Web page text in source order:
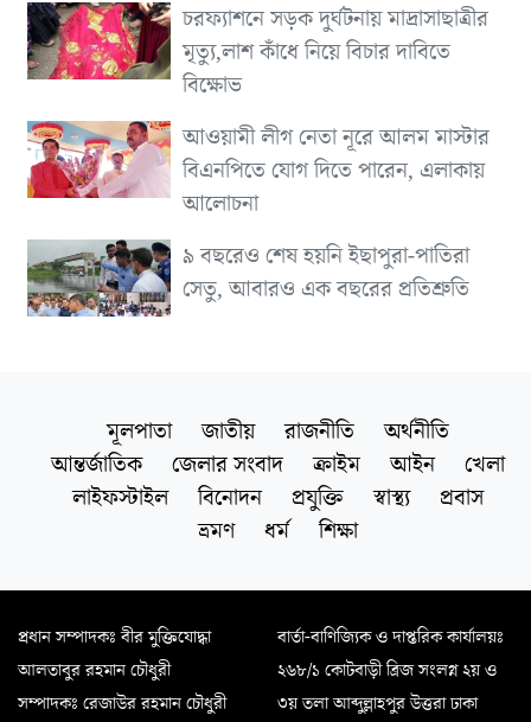
চরফ্যাশনে সড়ক দুর্ঘটনায় মাদ্রাসাছাত্রীর
মৃত্যু,লাশ কাঁধে নিয়ে বিচার দাবিতে
বিক্ষোভ
আওয়ামী লীগ নেতা নূরে আলম মাস্টার
বিএনপিতে যোগ দিতে পারেন, এলাকায়
আলোচনা
৯ বছরেও শেষ হয়নি ইছাপুরা-পাতিরা
সেতু, আবারও এক বছরের প্রতিশ্রুতি
মূলপাতা জাতীয় রাজনীতি
অর্থনীতি
আন্তর্জাতিক
জেলার সংবাদ ক্রাইম আইন
খেলা
লাইফস্টাইল
বিনোদন প্রযুক্তি স্বাস্থ্য
প্রবাস
ভ্রমণ
ধর্ম শিক্ষা
প্রধান সম্পাদকঃ বীর মুক্তিযোদ্ধা
আলতাবুর রহমান চৌধুরী
সম্পাদকঃ রেজাউর রহমান চৌধুরী
বার্তা-বাণিজ্যিক ও দাপ্তরিক কার্যালয়ঃ
২৬৮/১ কোটবাড়ী ব্রিজ সংলগ্ন ২য় ও
৩য় তলা আব্দুল্লাহপুর উত্তরা ঢাকা